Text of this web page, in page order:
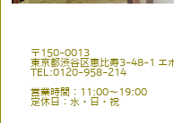
〒150-0013
東京都渋谷区恵比寿3-48-1 エ
TEL:0120-958-214
営業時間：11:00〜19:00
定休日：水・日・祝